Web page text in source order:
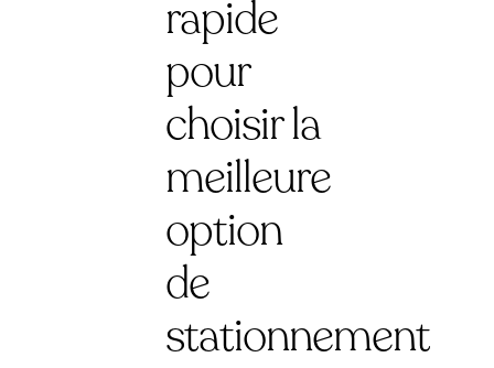
rapide
pour
choisir la
meilleure
option
de
stationnement